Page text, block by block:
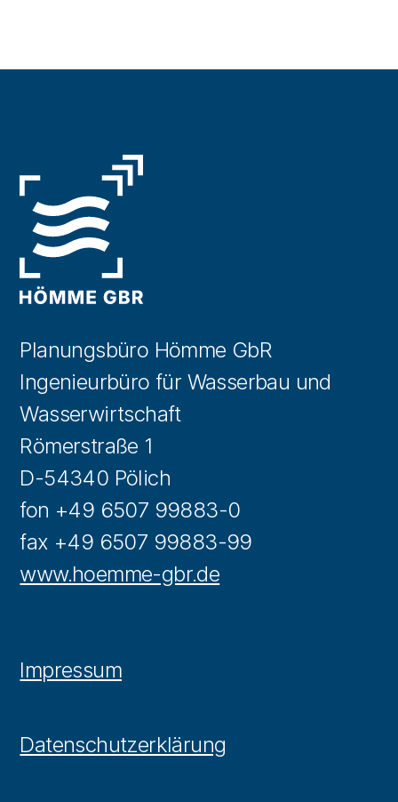
Planungsbüro Hömme GbR
Ingenieurbüro für Wasserbau und
Wasserwirtschaft
Römerstraße 1
D-54340 Pölich
fon +49 6507 99883-0
fax +49 6507 99883-99
www.hoemme-gbr.de
Impressum
Datenschutzerklärung